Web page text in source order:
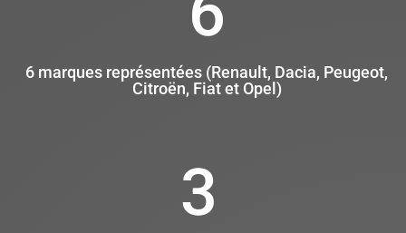
6 marques représentées (Renault, Dacia, Peugeot,
Citroën, Fiat et Opel)
3